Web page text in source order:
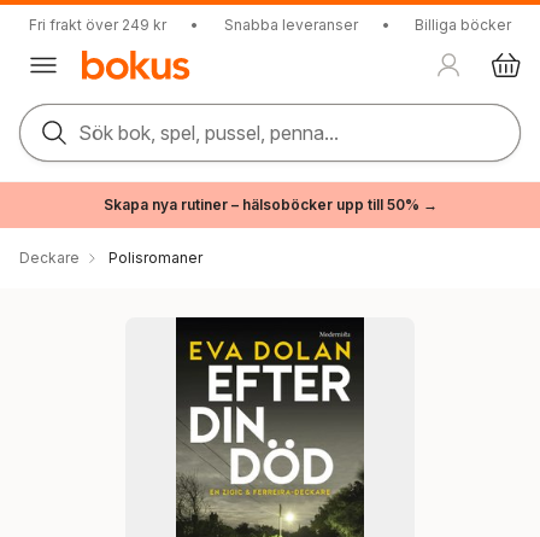
Fri frakt över 249 kr • Snabba leveranser • Billiga böcker
Sök bok, spel, pussel, penna...
Skapa nya rutiner – hälsoböcker upp till 50% →
Deckare Polisromaner